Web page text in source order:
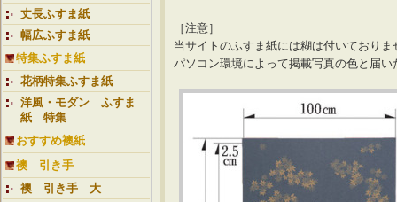
丈長ふすま紙
幅広ふすま紙
特集ふすま紙
花柄特集ふすま紙
洋風・モダン ふすま
紙 特集
おすすめ襖紙
襖 引き手
襖 引き手 大
［注意］
当サイトのふすま紙には糊は付いておりま
パソコン環境によって掲載写真の色と届